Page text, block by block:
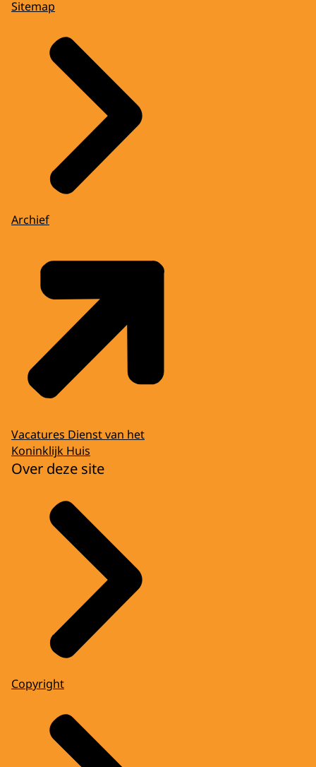
Sitemap
Archief
Vacatures Dienst van het
Koninklijk Huis
Over deze site
Copyright